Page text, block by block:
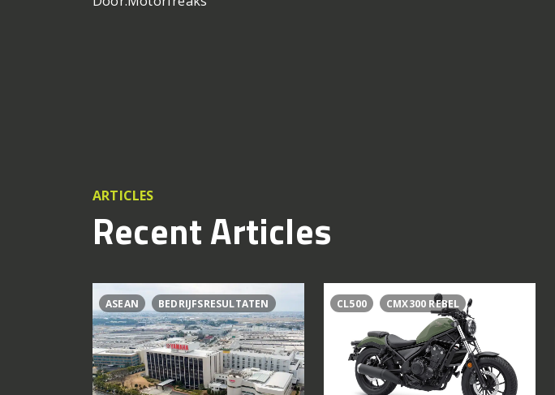
ARTICLES
Recent Articles
ASEAN BEDRIJFSRESULTATEN CL500 CMX300 REBEL